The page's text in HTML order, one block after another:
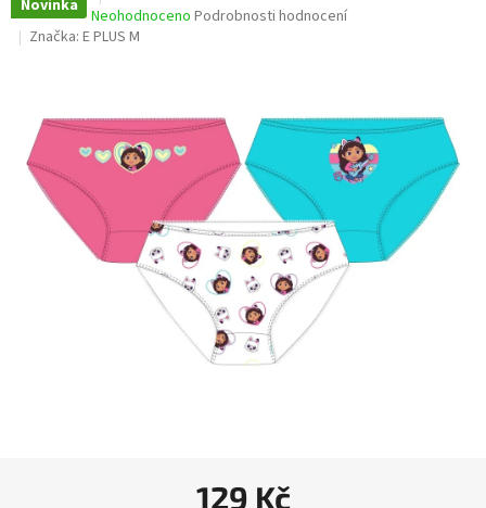
Novinka
Průměrné
hodnocení
z
5
hvězdiček.
Neohodnoceno Podrobnosti hodnocení
Značka: E PLUS M
129 Kč